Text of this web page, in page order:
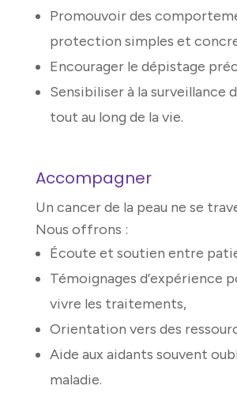
Promouvoir des
protection simples et
Encourager le dépistage
Sensibiliser à la surveillance
tout au long de la vie.
Accompagner
Un cancer de la peau ne se
Nous offrons :
Écoute et soutien entre
Témoignages d’expérience
vivre les traitements,
Orientation vers des
Aide aux aidants souvent
maladie.